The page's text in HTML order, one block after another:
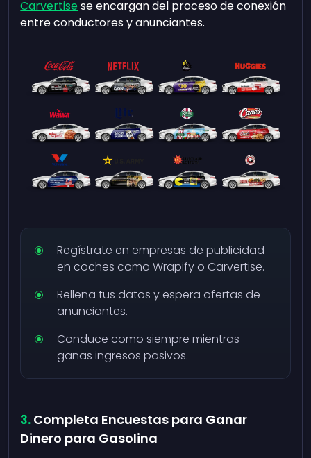
Carvertise se encargan del proceso de conexión
entre conductores y anunciantes.
Regístrate en empresas de publicidad
en coches como Wrapify o Carvertise.
Rellena tus datos y espera ofertas de
anunciantes.
Conduce como siempre mientras
ganas ingresos pasivos.
Completa Encuestas para Ganar
Dinero para Gasolina